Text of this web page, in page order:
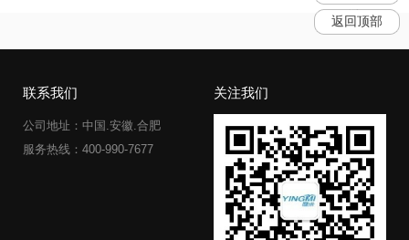
联系我们
公司地址：中国.安徽.合肥
服务热线：400-990-7677
关注我们
返回顶部